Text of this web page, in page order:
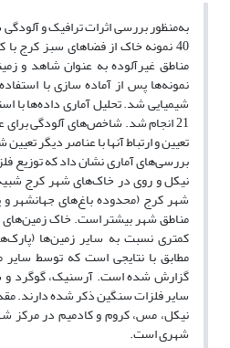
به‌منظور بررسی اثرات ترافیک و
مناطق غیرآلوده به عنوان شاهد و
21 انجام شد. شاخص‌های آلودگی
تعیین و ارتباط آنها با عناصر دیگر
بررسی‌های آماری نشان داد که توزیع
نیکل و روی در خاک‌های شهر کرج
شهر کرج (محدوده باغ‌های جهانشهر
مناطق شهر بیشتر است. خاک
کمتری نسبت به سایر زمین‌ها
مطابق با نتایجی است که توسط
گزارش شده است. آرسنیک، گوگرد و
سایر فلزات سنگین ذکر شده دارند.
نیکل، مس، کروم و کادمیم در مرکز
شهری است.